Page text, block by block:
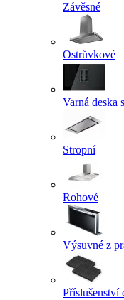
Závěsné
Ostrůvkové
Varná deska
Stropní
Rohové
Výsuvné z
Příslušenství